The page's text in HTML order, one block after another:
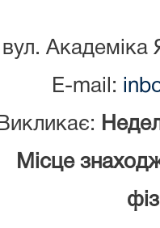
вул. Академіка
E-mail:
Викликає:
Місце